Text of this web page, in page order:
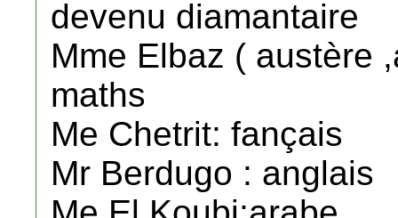
devenu diamantaire
Mme Elbaz ( austère
maths
Me Chetrit: fançais
Mr Berdugo : anglais